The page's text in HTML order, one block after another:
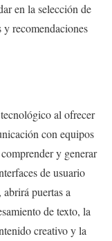
en la selección de
recomendaciones
al ofrecer
con equipos
y generar
de usuario
puertas a
de texto, la
creativo y la